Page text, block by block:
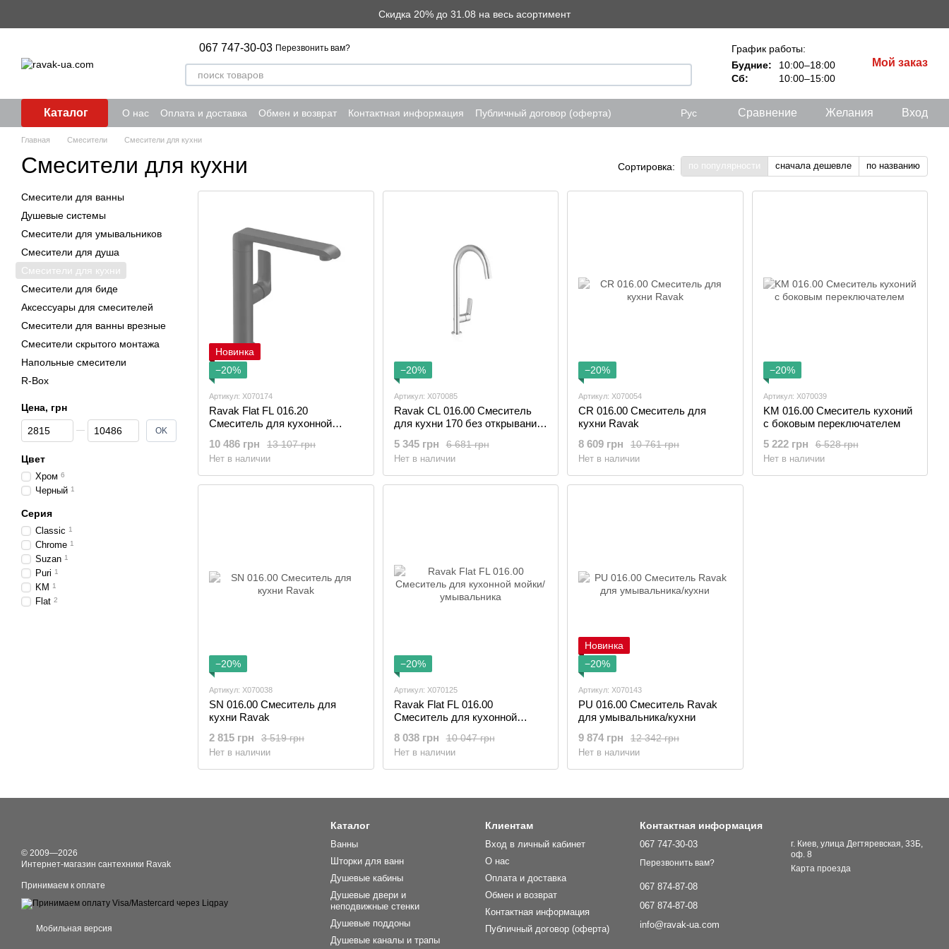
Скидка 20% до 31.08 на весь асортимент
067 747-30-03 Перезвонить вам?
График работы:
Будние:
10:00–18:00
Сб:
10:00–15:00
Мой заказ
Каталог О нас Оплата и доставка Обмен и возврат Контактная информация Публичный договор (оферта) Рус Сравнение Желания Вход
Главная Смесители Смесители для кухни
Смесители для кухни Сортировка: по популярности сначала дешевле по названию
Новинка
−20%
Артикул: X070174
Ravak Flat FL 016.20
Смеситель для кухонной
13 107 грн
10 486 грн
Нет в наличии
−20%
Артикул: X070085
Ravak CL 016.00 Смеситель
для кухни 170 без открывания
6 681 грн
5 345 грн
Нет в наличии
−20%
Артикул: X070054
CR 016.00 Смеситель для
кухни Ravak
10 761 грн
8 609 грн
Нет в наличии
−20%
Артикул: X070039
KM 016.00 Смеситель кухоний
с боковым переключателем
6 528 грн
5 222 грн
Нет в наличии
−20%
Артикул: X070038
SN 016.00 Смеситель для
кухни Ravak
3 519 грн
2 815 грн
Нет в наличии
−20%
Артикул: X070125
Ravak Flat FL 016.00
Смеситель для кухонной
10 047 грн
8 038 грн
Нет в наличии
Новинка
−20%
Артикул: X070143
PU 016.00 Смеситель Ravak
для умывальника/кухни
12 342 грн
9 874 грн
Нет в наличии
Смесители для ванны
Душевые системы
Смесители для умывальников
Смесители для душа
Смесители для кухни
Смесители для биде
Аксессуары для смесителей
Смесители для ванны врезные
Смесители скрытого монтажа
Напольные смесители
R-Box
Цена, грн
От Цена, грн
До Цена, грн OK
Цвет
Хром 6
Черный 1
Серия
Classic 1
Chrome 1
Suzan 1
Puri 1
KM 1
Flat 2
© 2009—2026
Интернет-магазин сантехники Ravak
Принимаем к оплате
Мобильная версия
Каталог
Ванны
Шторки для ванн
Душевые кабины
Душевые двери и
неподвижные стенки
Душевые поддоны
Душевые каналы и трапы
Клиентам
Вход в личный кабинет
О нас
Оплата и доставка
Обмен и возврат
Контактная информация
Публичный договор (оферта)
Контактная информация
067 747-30-03
Перезвонить вам?
067 874-87-08
067 874-87-08
info@ravak-ua.com
г. Киев, улица Дегтяревская, 33Б,
оф. 8
Карта проезда